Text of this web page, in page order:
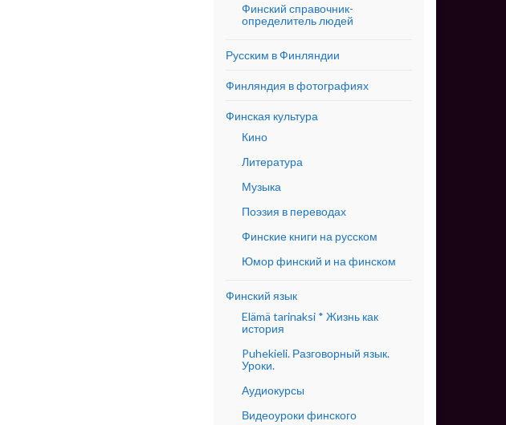
Финский справочник-
определитель людей
Русским в Финляндии
Финляндия в фотографиях
Финская культура
Кино
Литература
Музыка
Поэзия в переводах
Финские книги на русском
Юмор финский и на финском
Финский язык
Elämä tarinaksi * Жизнь как
история
Puhekieli. Разговорный язык.
Уроки.
Аудиокурсы
Видеоуроки финского